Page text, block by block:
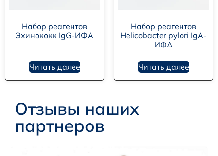
Набор реагентов
Эхинококк IgG-ИФА
Читать далее
Набор реагентов
Helicobacter pylori IgА-
ИФА
Читать далее
Отзывы наших
партнеров